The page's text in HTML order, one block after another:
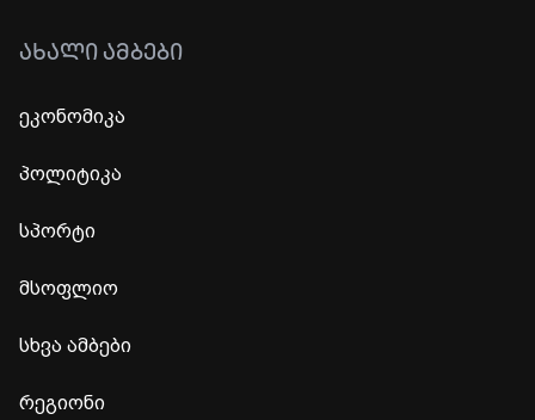
ᲐᲮᲐᲚᲘ ᲐᲛᲑᲔᲑᲘ
ეკონომიკა
პოლიტიკა
სპორტი
მსოფლიო
სხვა ამბები
რეგიონი